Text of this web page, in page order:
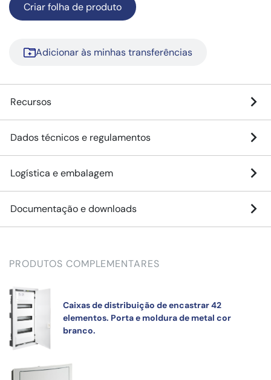
Criar folha de produto
Adicionar às minhas transferências
Recursos
Dados técnicos e regulamentos
Logística e embalagem
Documentação e downloads
PRODUTOS COMPLEMENTARES
Caixas de distribuição de encastrar 42
elementos. Porta e moldura de metal cor
branco.